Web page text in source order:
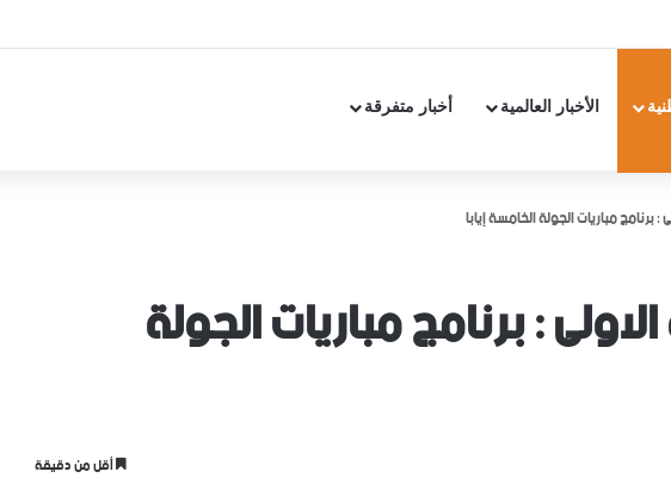
الأخبار العالمية أخبار متفرقة
برنامج مباريات الجولة الخامسة إيابا
: برنامج مباريات الجولة
أقل من دقيقة